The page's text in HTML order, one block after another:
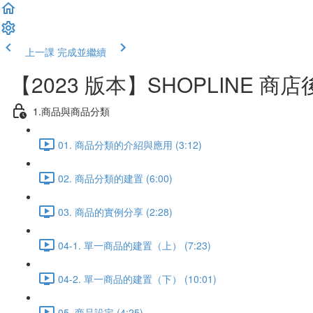
上一課 完成並繼續
【2023 版本】SHOPLINE 商店
1.商品與商品分類
01. 商品分類的介紹與應用 (3:12)
02. 商品分類的建置 (6:00)
03. 商品的實例分享 (2:28)
04-1. 單一商品的建置（上） (7:23)
04-2. 單一商品的建置（下） (10:01)